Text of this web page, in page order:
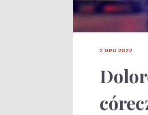
2 GRU 2022